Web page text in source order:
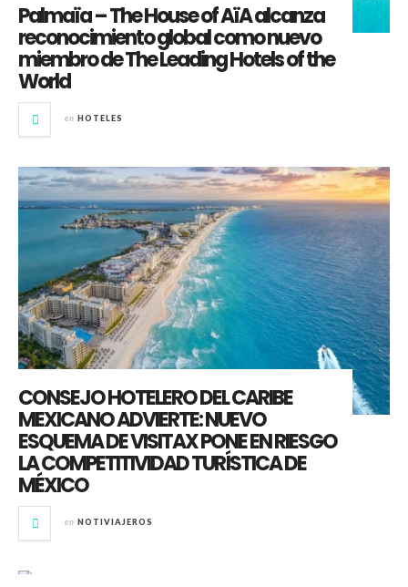
Palmaïa – The House of AïA alcanza
reconocimiento global como nuevo
miembro de The Leading Hotels of the
World
en HOTELES
CONSEJO HOTELERO DEL CARIBE
MEXICANO ADVIERTE: NUEVO
ESQUEMA DE VISITAX PONE EN RIESGO
LA COMPETITIVIDAD TURÍSTICA DE
MÉXICO
en NOTIVIAJEROS